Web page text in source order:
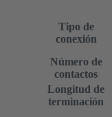
Tipo de
conexión
Número de
contactos
Longitud de
terminación